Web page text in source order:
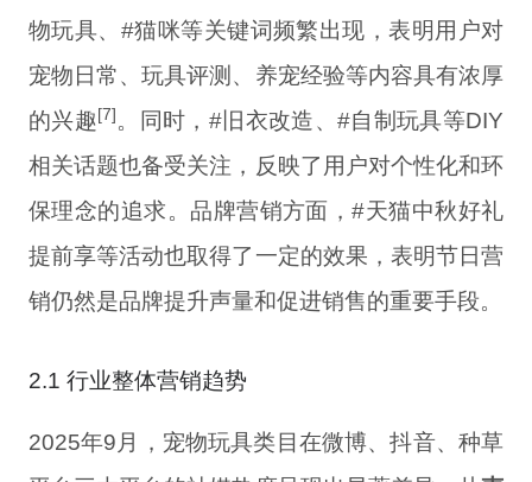
物玩具、#猫咪等关键词频繁出现，表明用户对
宠物日常、玩具评测、养宠经验等内容具有浓厚
的兴趣[7]。同时，#旧衣改造、#自制玩具等DIY
相关话题也备受关注，反映了用户对个性化和环
保理念的追求。品牌营销方面，#天猫中秋好礼
提前享等活动也取得了一定的效果，表明节日营
销仍然是品牌提升声量和促进销售的重要手段。
2.1 行业整体营销趋势
2025年9月，宠物玩具类目在微博、抖音、种草